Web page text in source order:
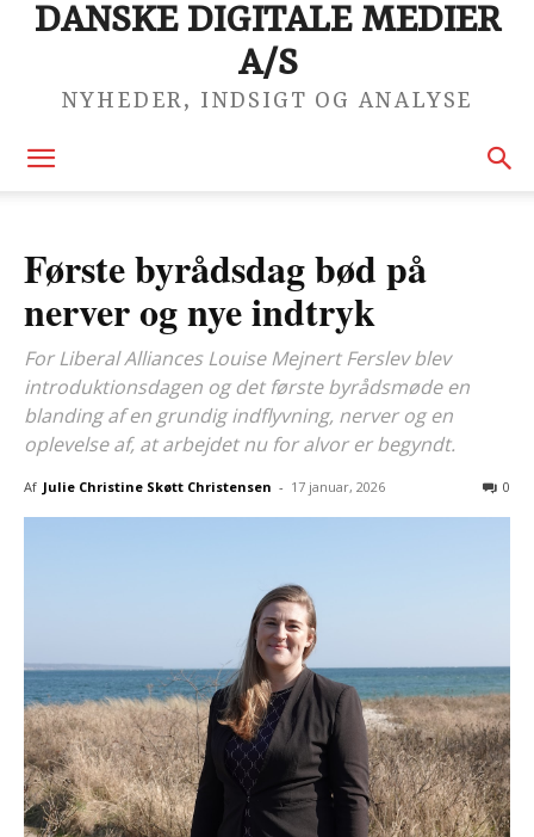
DANSKE DIGITALE MEDIER
A/S
NYHEDER, INDSIGT OG ANALYSE
Første byrådsdag bød på
nerver og nye indtryk
For Liberal Alliances Louise Mejnert Ferslev blev
introduktionsdagen og det første byrådsmøde en
blanding af en grundig indflyvning, nerver og en
oplevelse af, at arbejdet nu for alvor er begyndt.
Af Julie Christine Skøtt Christensen - 17 januar, 2026 0